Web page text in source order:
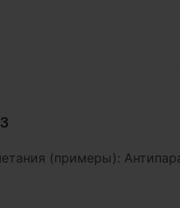
(примеры):